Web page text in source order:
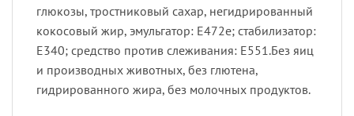
глюкозы, тростниковый сахар, негидрированный
кокосовый жир, эмульгатор: E472e; стабилизатор:
E340; средство против слеживания: E551.Без яиц
и производных животных, без глютена,
гидрированного жира, без молочных продуктов.